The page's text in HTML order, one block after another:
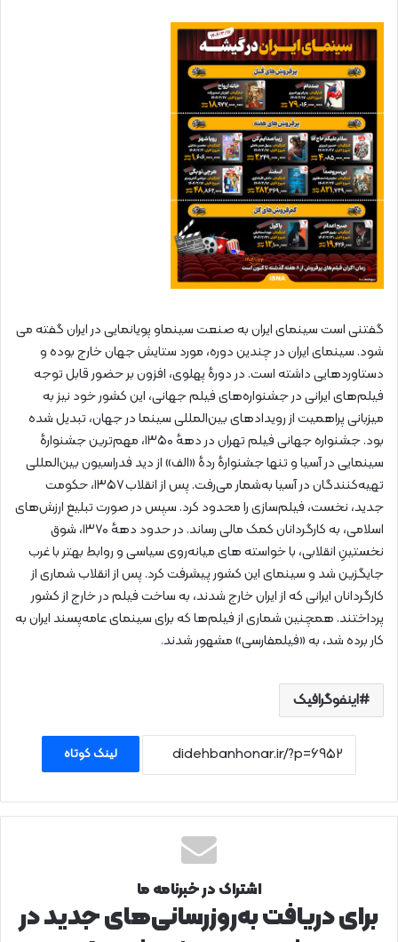
گفتنی است سینمای ایران به صنعت سینماو پویانمایی در ایران گفته می‌
شود. سینمای ایران در چندین دوره، مورد ستایش جهان خارج بوده و
دستاوردهایی داشته است. در دورهٔ پهلوی، افزون بر حضور قابل توجه
فیلم‌های ایرانی در جشنواره‌های فیلم جهانی، این کشور خود نیز به
میزبانی پراهمیت از رویدادهای بین‌المللی سینما در جهان، تبدیل شده
بود. جشنواره جهانی فیلم تهران در دههٔ ۱۳۵۰، مهم‌ترین جشنوارهٔ
سینمایی در آسیا و تنها جشنوارهٔ ردهٔ «الف» از دید فدراسیون بین‌المللی
تهیه‌کنندگان در آسیا به‌شمار می‌رفت. پس از انقلاب ۱۳۵۷، حکومت
جدید، نخست، فیلم‌سازی را محدود کرد. سپس در صورت تبلیغ ارزش‌های
اسلامی، به کارگردانان کمک مالی رساند. در حدود دههٔ ۱۳۷۰، شوق
نخستینِ انقلابی، با خواسته‌ های میانه‌روی سیاسی و روابط بهتر با غرب
جایگزین شد و سینمای این کشور پیشرفت کرد. پس از انقلاب شماری از
کارگردانان ایرانی که از ایران خارج شدند، به ساخت فیلم در خارج از کشور
پرداختند. همچنین شماری از فیلم‌ها که برای سینمای عامه‌پسند ایران به
کار برده شد، به «فیلمفارسی» مشهور شدند.
اینفوگرافیک
لینک کوتاه
اشتراک در خبرنامه ما
برای دریافت به‌روزرسانی‌های جدید در